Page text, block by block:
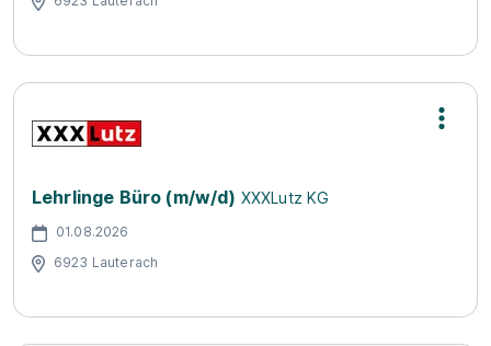
Lehrlinge Büro (m/w/d) XXXLutz KG
01.08.2026
6923 Lauterach